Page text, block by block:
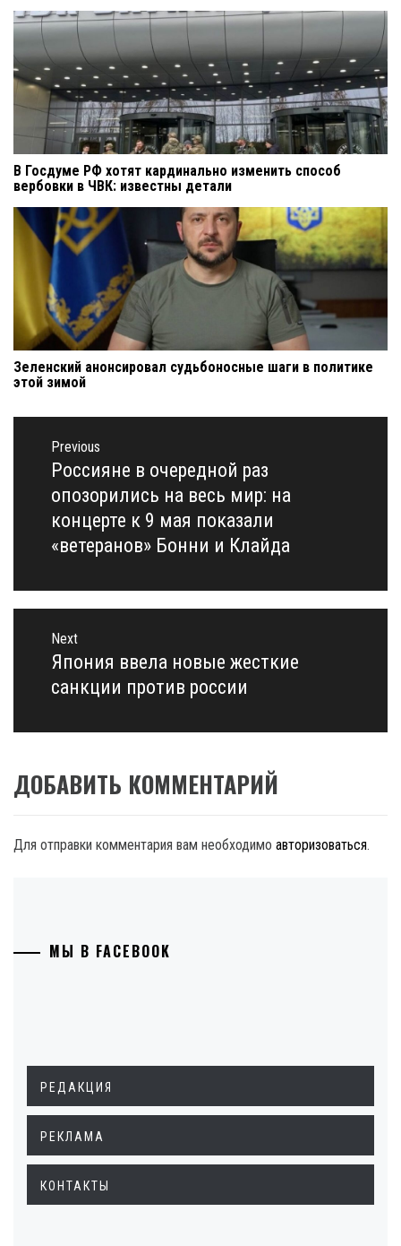
В Госдуме РФ хотят кардинально изменить способ
вербовки в ЧВК: известны детали
Зеленский анонсировал судьбоносные шаги в политике
этой зимой
Навигация
записям
Previous
Previous
post:
Россияне в очередной раз
опозорились на весь мир: на
концерте к 9 мая показали
«ветеранов» Бонни и Клайда
Next
Next
post:
Япония ввела новые жесткие
санкции против россии
ДОБАВИТЬ КОММЕНТАРИЙ
Для отправки комментария вам необходимо авторизоваться.
МЫ В FACEBOOK
РЕДАКЦИЯ
РЕКЛАМА
КОНТАКТЫ